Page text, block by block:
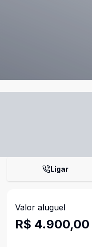
Ligar
Valor aluguel
R$ 4.900,00